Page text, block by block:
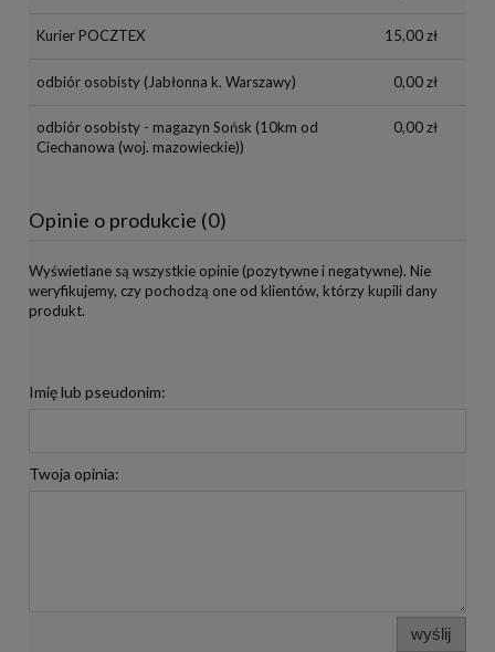
Kurier POCZTEX 15,00 zł
odbiór osobisty(Jabłonna k. Warszawy) 0,00 zł
odbiór osobisty - magazyn Sońsk (10km od
Ciechanowa (woj. mazowieckie))
0,00 zł
Opinie o produkcie (0)
Wyświetlane są wszystkie opinie (pozytywne i negatywne). Nie
weryfikujemy, czy pochodzą one od klientów, którzy kupili dany
produkt.
Imię lub pseudonim:
Twoja opinia:
wyślij